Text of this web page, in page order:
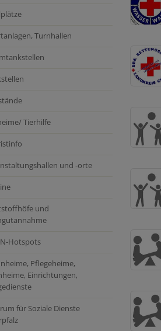
Turnhallen
Tierhilfe
und -orte
und
Hotspots
Pflegeheime,
Einrichtungen,
für Soziale Dienste